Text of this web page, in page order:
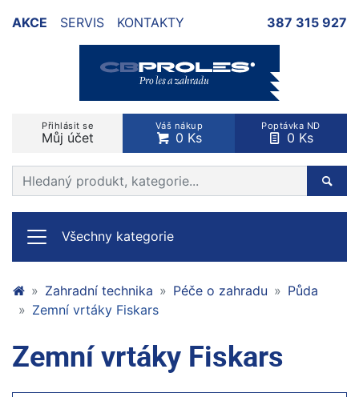
AKCE SERVIS KONTAKTY 387 315 927
Přihlásit se
Můj účet
Váš nákup
0 Ks
Poptávka ND
0 Ks
Prohledat web
Všechny kategorie
Zahradní technika Péče o zahradu
Půda
Zemní vrtáky Fiskars
Zemní vrtáky Fiskars